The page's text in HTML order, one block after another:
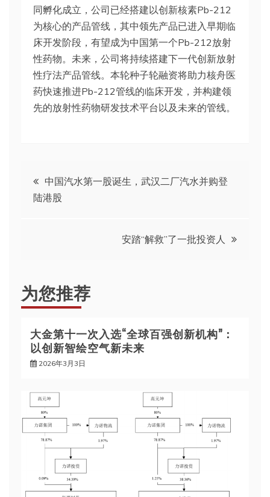
同孵化成立，公司已经搭建以创新核素Pb-212
为核心的产品管线，其中领先产品已进入早期临
床开发阶段，有望成为中国第一个Pb-212放射
性药物。未来，公司将持续搭建下一代创新放射
性疗法产品管线。本轮种子轮融资将助力核舟医
药快速推进Pb-212管线的临床开发，并构建领
先的放射性药物研发技术平台以及未来的管线。
文
章
中国汽水第一股诞生，武汉二厂汽水并购登
陆港股
安踏“解救”了一批投资人
为您推荐
大金第十一次入选“全球百强创新机构”：
以创新智绘空气新未来
2026年3月3日